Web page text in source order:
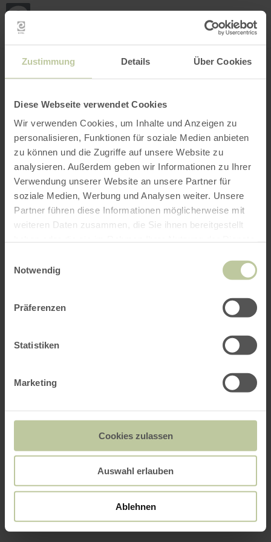
Zustimmung Details Über Cookies
Diese Webseite verwendet Cookies
Wir verwenden Cookies, um Inhalte und Anzeigen zu
personalisieren, Funktionen für soziale Medien anbieten
zu können und die Zugriffe auf unsere Website zu
analysieren. Außerdem geben wir Informationen zu Ihrer
Verwendung unserer Website an unsere Partner für
soziale Medien, Werbung und Analysen weiter. Unsere
Partner führen diese Informationen möglicherweise mit
weiteren Daten zusammen, die Sie ihnen bereitgestellt
Notwendig
Präferenzen
Statistiken
Marketing
Cookies zulassen
Auswahl erlauben
Ablehnen
CARTE INTERACTIVE
ma
Ouvrir le filtre